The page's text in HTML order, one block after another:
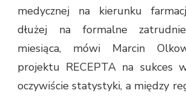
medycznej na kierunku
dłużej na formalne
miesiąca, mówi Marcin
projektu RECEPTA na sukces
oczywiście statystyki, a między